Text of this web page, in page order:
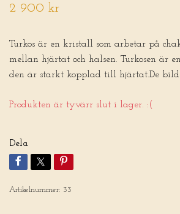
2 900 kr
Turkos är en kristall som arbetar på
mellan hjärtat och halsen. Turkosen är
den är starkt kopplad till hjärtat.De
Produkten är tyvärr slut i lager. :(
Dela
Artikelnummer: 33